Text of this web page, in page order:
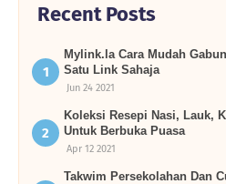
Recent Posts
Mylink.la Cara Mudah
Satu Link Sahaja
Jun 24 2021
Koleksi Resepi Nasi, Lauk,
Untuk Berbuka Puasa
Apr 12 2021
Takwim Persekolahan Dan